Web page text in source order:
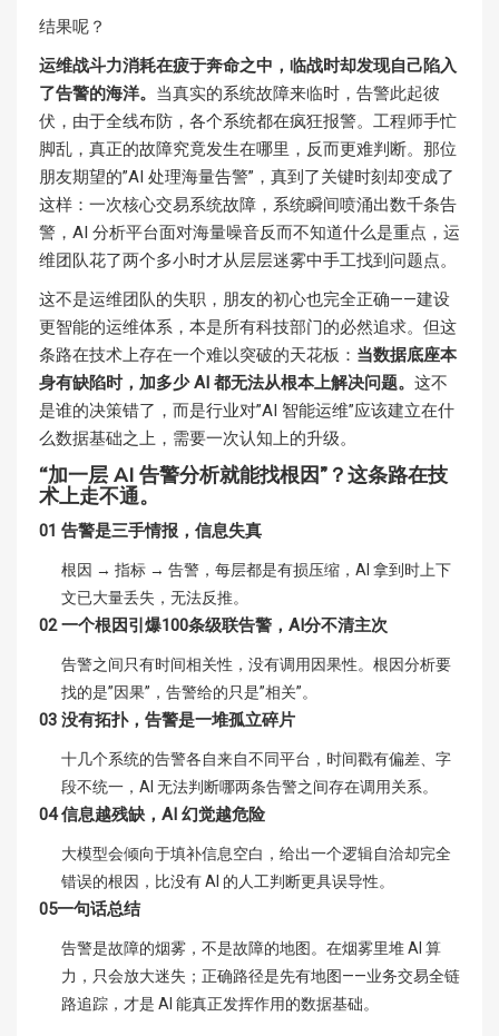
结果呢？
运维战斗力消耗在疲于奔命之中，临战时却发现自己陷入
了告警的海洋。 当真实的系统故障来临时，告警此起彼
伏，由于全线布防，各个系统都在疯狂报警。工程师手忙
脚乱，真正的故障究竟发生在哪里，反而更难判断。那位
朋友期望的”AI 处理海量告警”，真到了关键时刻却变成了
这样：一次核心交易系统故障，系统瞬间喷涌出数千条告
警，AI 分析平台面对海量噪音反而不知道什么是重点，运
维团队花了两个多小时才从层层迷雾中手工找到问题点。
这不是运维团队的失职，朋友的初心也完全正确——建设
更智能的运维体系，本是所有科技部门的必然追求。但这
条路在技术上存在一个难以突破的天花板： 当数据底座本
身有缺陷时，加多少 AI 都无法从根本上解决问题。 这不
是谁的决策错了，而是行业对”AI 智能运维”应该建立在什
么数据基础之上，需要一次认知上的升级。
“加一层 AI 告警分析就能找根因”？这条路在技
术上走不通。
01 告警是三手情报，信息失真
根因 → 指标 → 告警，每层都是有损压缩，AI 拿到时上下
文已大量丢失，无法反推。
02 一个根因引爆100条级联告警，AI分不清主次
告警之间只有时间相关性，没有调用因果性。根因分析要
找的是”因果”，告警给的只是”相关”。
03 没有拓扑，告警是一堆孤立碎片
十几个系统的告警各自来自不同平台，时间戳有偏差、字
段不统一，AI 无法判断哪两条告警之间存在调用关系。
04 信息越残缺，AI 幻觉越危险
大模型会倾向于填补信息空白，给出一个逻辑自洽却完全
错误的根因，比没有 AI 的人工判断更具误导性。
05一句话总结
告警是故障的烟雾，不是故障的地图。在烟雾里堆 AI 算
力，只会放大迷失；正确路径是先有地图——业务交易全链
路追踪，才是 AI 能真正发挥作用的数据基础。